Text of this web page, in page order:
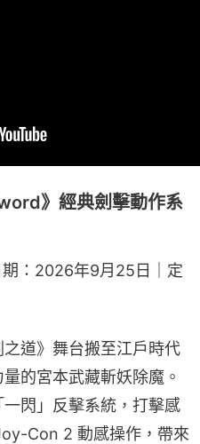
》經典劍擊動作系
：2026年9月25日｜定
道》舞台搬至江戶時代
的宮本武藏斬妖除魔。
閃」反擊系統，打擊感
Con 2 動感操作，帶來